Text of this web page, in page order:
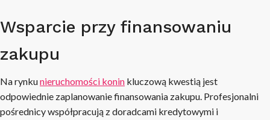
Wsparcie przy finansowaniu
zakupu
Na rynkunieruchomości konin kluczową kwestią jest
odpowiednie zaplanowanie finansowania zakupu. Profesjonalni
pośrednicy współpracują z doradcami kredytowymi i